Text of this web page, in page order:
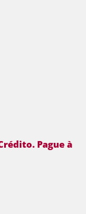
Pague à